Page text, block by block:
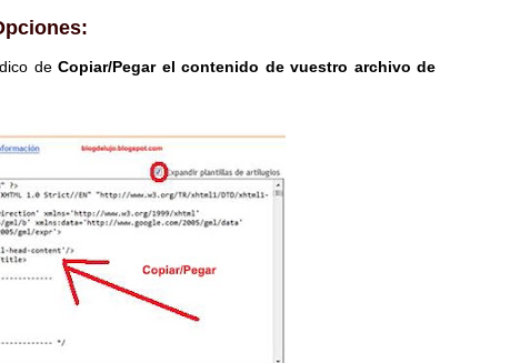
de Copiar/Pegar el contenido de vuestro archivo de